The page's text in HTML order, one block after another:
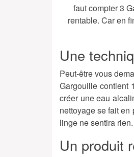
faut compter 3
rentable. Car en
Une
Peut-être vous
Gargouille contient
créer une eau
nettoyage se fait
linge ne sentira
Un produit